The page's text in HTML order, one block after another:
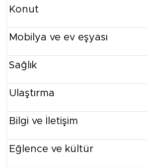
Konut
Mobilya ve ev eşyası
Sağlık
Ulaştırma
Bilgi ve İletişim
Eğlence ve kültür